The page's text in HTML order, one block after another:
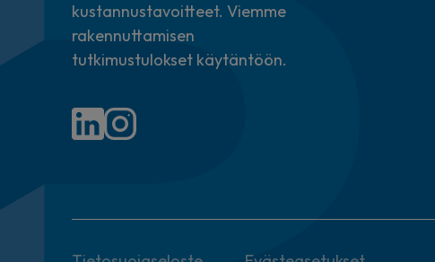
kustannustavoitteet. Viemme
rakennuttamisen
tutkimustulokset käytäntöön.